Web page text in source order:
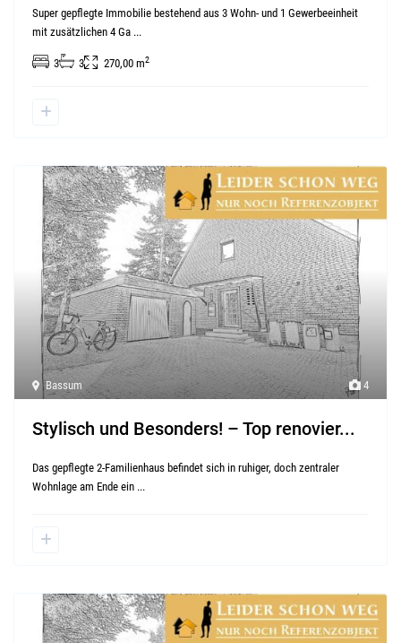
Super gepflegte Immobilie bestehend aus 3 Wohn- und 1 Gewerbeeinheit
mit zusätzlichen 4 Ga ...
3 3 270,00 m2
4
Bassum
Stylisch und Besonders! – Top renovier...
Das gepflegte 2-Familienhaus befindet sich in ruhiger, doch zentraler
Wohnlage am Ende ein ...